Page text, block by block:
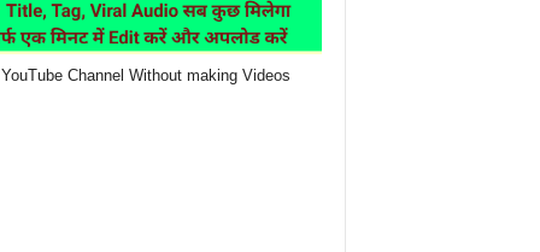
Channel Without making Videos